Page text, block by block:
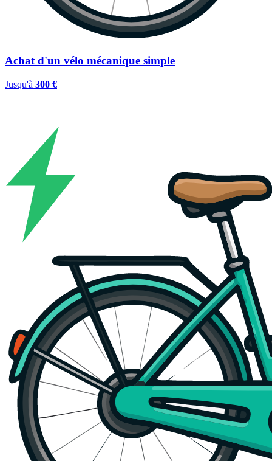
Achat d'un vélo mécanique simple
Jusqu'à 300 €